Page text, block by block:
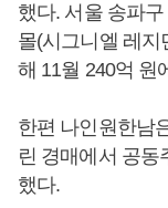
했다. 서울 송파
몰(시그니엘 레지
해 11월 240억 원
한편 나인원한남
린 경매에서 공동
했다.